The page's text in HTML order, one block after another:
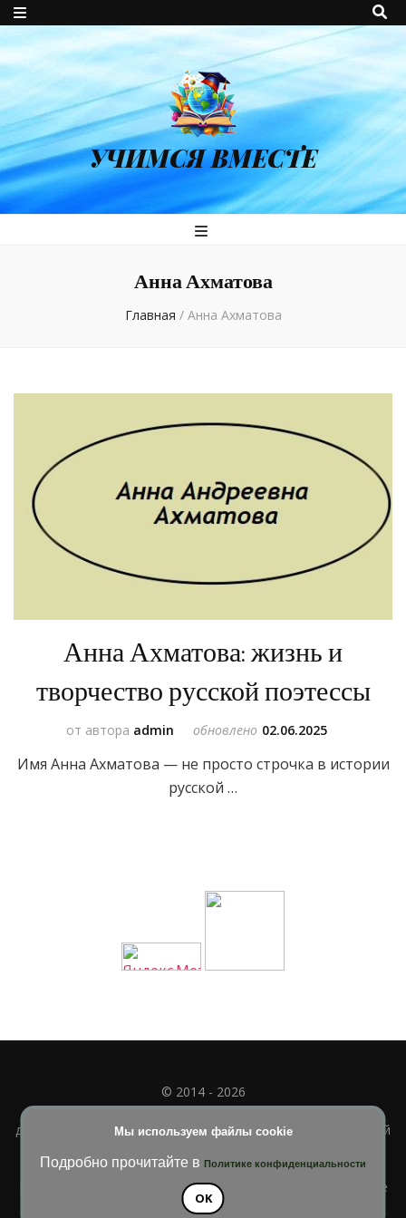
УЧИМСЯ ВМЕСТЕ
Анна Ахматова
Главная / Анна Ахматова
Анна Ахматова: жизнь и
творчество русской поэтессы
от автора admin обновлено 02.06.2025
Имя Анна Ахматова — не просто строчка в истории
русской …
Мы используем файлы cookie
Подробно прочитайте в Политике конфиденциальности
OK
© 2014 - 2026
Полное или частичное использование материала
допускается только при наличии активной и индексируемой
Blossom Diva | РазработанаТемы Blossom
. На платформе
WordPress